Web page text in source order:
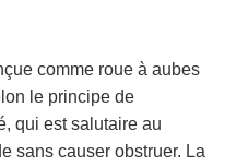
comme roue à aubes
le principe de
qui est salutaire au
sans causer obstruer. La